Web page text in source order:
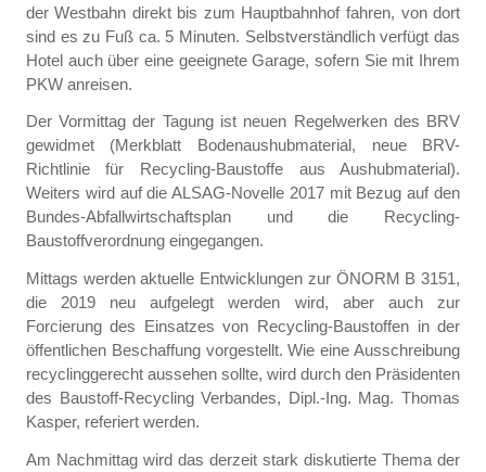
der Westbahn direkt bis zum Hauptbahnhof fahren, von dort
sind es zu Fuß ca. 5 Minuten. Selbstverständlich verfügt das
Hotel auch über eine geeignete Garage, sofern Sie mit Ihrem
PKW anreisen.
Der Vormittag der Tagung ist neuen Regelwerken des BRV
gewidmet (Merkblatt Bodenaushubmaterial, neue BRV-
Richtlinie für Recycling-Baustoffe aus Aushubmaterial).
Weiters wird auf die ALSAG-Novelle 2017 mit Bezug auf den
Bundes-Abfallwirtschaftsplan und die Recycling-
Baustoffverordnung eingegangen.
Mittags werden aktuelle Entwicklungen zur ÖNORM B 3151,
die 2019 neu aufgelegt werden wird, aber auch zur
Forcierung des Einsatzes von Recycling-Baustoffen in der
öffentlichen Beschaffung vorgestellt. Wie eine Ausschreibung
recyclinggerecht aussehen sollte, wird durch den Präsidenten
des Baustoff-Recycling Verbandes, Dipl.-Ing. Mag. Thomas
Kasper, referiert werden.
Am Nachmittag wird das derzeit stark diskutierte Thema der